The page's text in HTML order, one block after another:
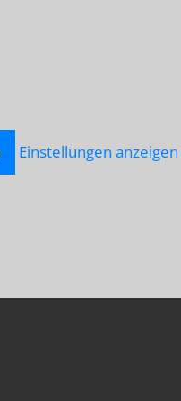
Einstellungen anzeigen